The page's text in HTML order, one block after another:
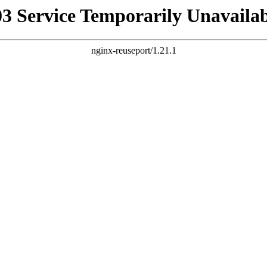
Service Temporarily
nginx-reuseport/1.21.1